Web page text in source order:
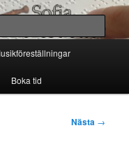
Boka tid
Nästa →